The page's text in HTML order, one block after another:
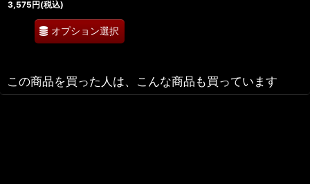
3,575円(税込)
オプション選択
この商品を買った人は、こんな商品も買っています